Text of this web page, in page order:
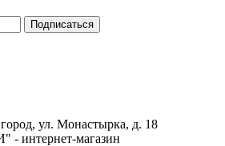
ул. Монастырка, д. 18
интернет-магазин